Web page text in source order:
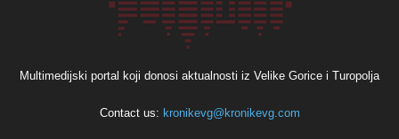
Multimedijski portal koji donosi aktualnosti iz Velike Gorice i Turopolja
Contact us: kronikevg@kronikevg.com